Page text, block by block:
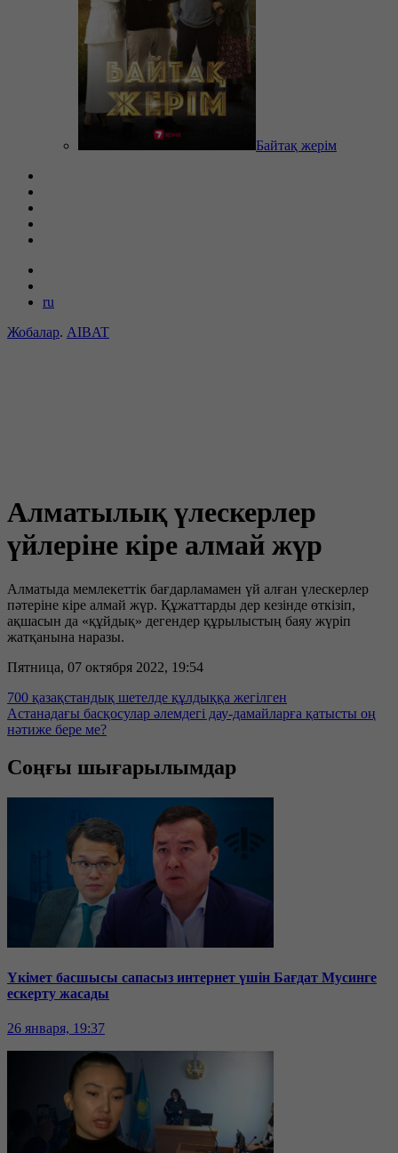
Байтақ жерім
ru
Жобалар. AIBAT
Алматылық үлескерлер
үйлеріне кіре алмай жүр
Алматыда мемлекеттік бағдарламамен үй алған үлескерлер
пәтеріне кіре алмай жүр. Құжаттарды дер кезінде өткізіп,
ақшасын да «құйдық» дегендер құрылыстың баяу жүріп
жатқанына наразы.
Пятница, 07 октября 2022, 19:54
700 қазақстандық шетелде құлдыққа жегілген
Астанадағы басқосулар әлемдегі дау-дамайларға қатысты оң
нәтиже бере ме?
Соңғы шығарылымдар
Үкімет басшысы сапасыз интернет үшін Бағдат Мусинге
ескерту жасады
26 января, 19:37